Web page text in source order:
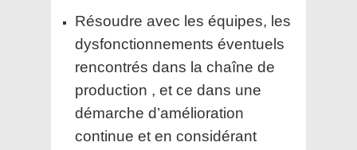
Résoudre avec les équipes, les
dysfonctionnements éventuels
rencontrés dans la chaîne de
production , et ce dans une
démarche d’amélioration
continue et en considérant